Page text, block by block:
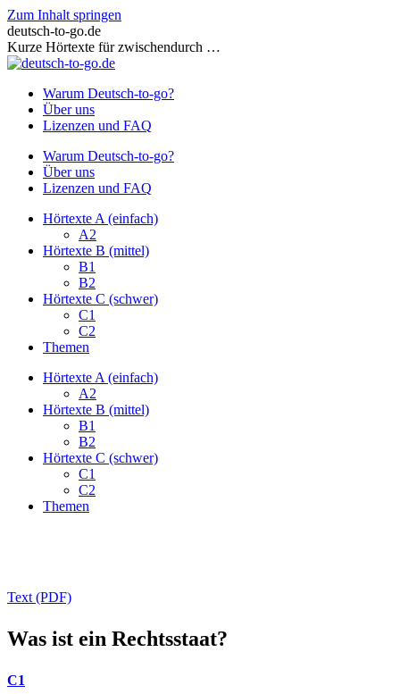
Zum Inhalt springen
deutsch-to-go.de
Kurze Hörtexte für zwischendurch …
Warum Deutsch-to-go?
Über uns
Lizenzen und FAQ
Warum Deutsch-to-go?
Über uns
Lizenzen und FAQ
Hörtexte A (einfach)
A2
Hörtexte B (mittel)
B1
B2
Hörtexte C (schwer)
C1
C2
Themen
Hörtexte A (einfach)
A2
Hörtexte B (mittel)
B1
B2
Hörtexte C (schwer)
C1
C2
Themen
Text (PDF)
Was ist ein Rechtsstaat?
C1